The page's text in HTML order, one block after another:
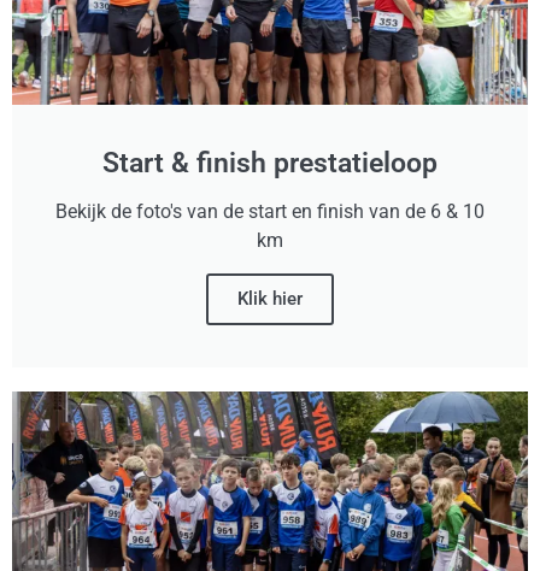
Start & finish prestatieloop
Bekijk de foto's van de start en finish van de 6 & 10
km
Klik hier